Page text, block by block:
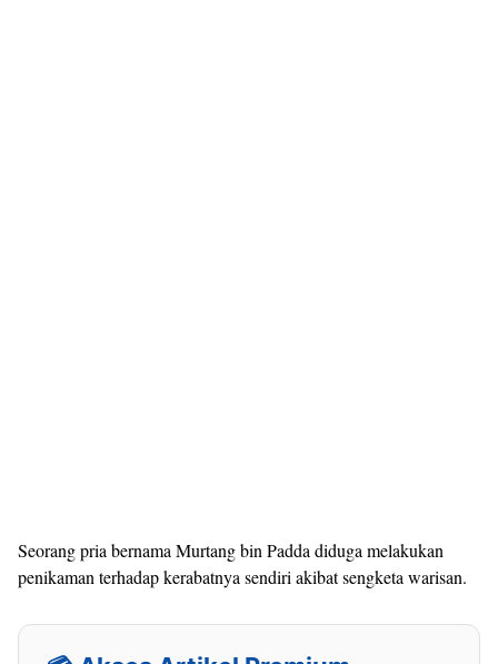
Seorang pria bernama Murtang bin Padda diduga melakukan
penikaman terhadap kerabatnya sendiri akibat sengketa warisan.